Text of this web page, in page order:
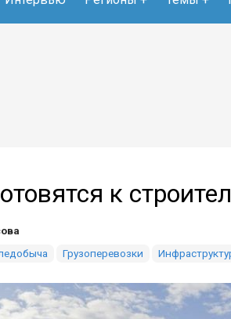
к
Грузоперевозки